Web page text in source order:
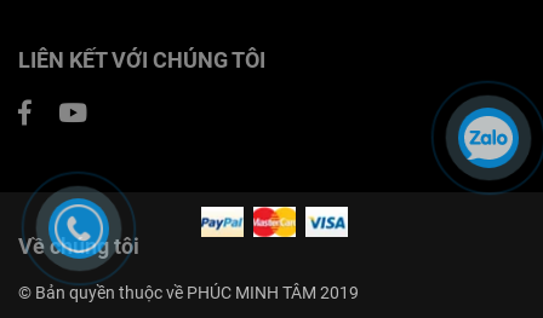
LIÊN KẾT VỚI CHÚNG TÔI
Về chúng tôi
© Bản quyền thuộc về PHÚC MINH TÂM 2019